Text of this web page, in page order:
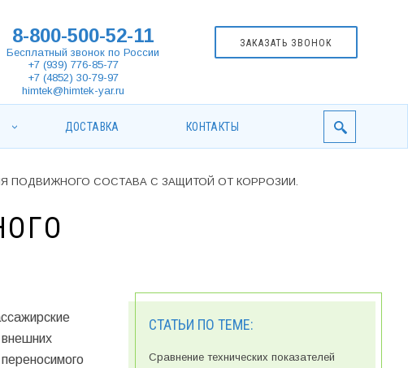
8-800-500-52-11
Бесплатный звонок по России
+7 (939) 776-85-77
+7 (4852) 30-79-97
himtek@himtek-yar.ru
ЗАКАЗАТЬ ЗВОНОК
ДОСТАВКА КОНТАКТЫ
ПОДВИЖНОГО СОСТАВА С ЗАЩИТОЙ ОТ КОРРОЗИИ.
СТАТЬИ ПО ТЕМЕ:
Сравнение технических показателей